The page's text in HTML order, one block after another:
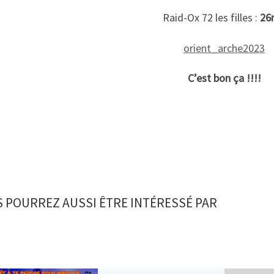
Raid-Ox 72 les filles :
orient_arche2023
C’est bon ça !!!!
POURREZ AUSSI ÊTRE INTÉRESSÉ PAR